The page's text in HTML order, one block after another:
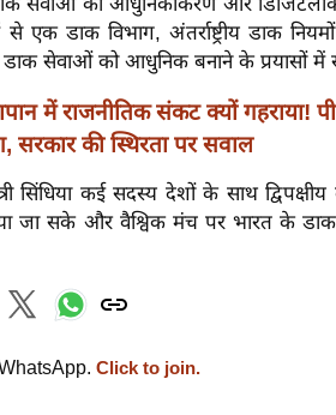
एक डाक विभाग, अंतर्राष्ट्रीय डाक
सेवाओं को आधुनिक बनाने के प्रयासों में
में राजनीतिक संकट क्यों गहराया!
सरकार की स्थिरता पर सवाल
सिंधिया कई सदस्य देशों के साथ
जा सके और वैश्विक मंच पर भारत के डाक
Click to join.